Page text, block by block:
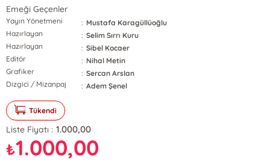
Emeği Geçenler
Yayın Yönetmeni : Mustafa Karagüllüoğlu
Hazırlayan
: Selim Sırrı Kuru
Hazırlayan
: Sibel Kocaer
Editör
: Nihal Metin
Grafiker
: Sercan Arslan
Dizgici / Mizanpaj
: Adem Şenel
Tükendi
Liste Fiyatı : 1.000,00
₺1.000,00